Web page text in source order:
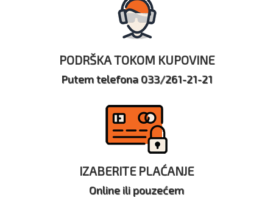
PODRŠKA TOKOM KUPOVINE
Putem telefona 033/261-21-21
IZABERITE PLAĆANJE
Online ili pouzećem